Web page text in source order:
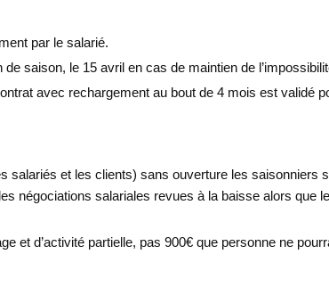
par le salarié.
saison, le 15 avril en cas de maintien de
avec rechargement au bout de 4 mois est validé
salariés et les clients) sans ouverture les saisonniers
négociations salariales revues à la baisse alors que
et d’activité partielle, pas 900€ que personne ne